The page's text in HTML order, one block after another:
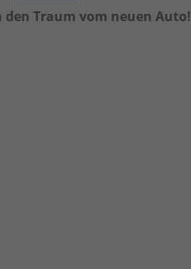
den Traum vom neuen Auto!